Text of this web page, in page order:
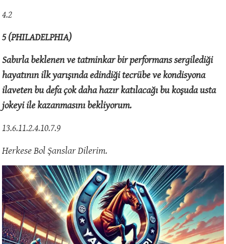
4.2
5 (PHILADELPHIA)
Sabırla beklenen ve tatminkar bir performans sergilediği
hayatının ilk yarışında edindiği tecrübe ve kondisyona
ilaveten bu defa çok daha hazır katılacağı bu koşuda usta
jokeyi ile kazanmasını bekliyorum.
13.6.11.2.4.10.7.9
Herkese Bol Şanslar Dilerim.